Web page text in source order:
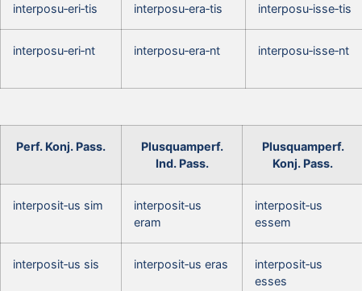
interposu‑eri‑tis interposu‑era‑tis interposu‑isse‑tis
interposu‑eri‑nt interposu‑era‑nt interposu‑isse‑nt
Perf. Konj. Pass.
Plusquamperf.
Ind. Pass.
Plusquamperf.
Konj. Pass.
interposit‑us sim
interposit‑us
eram
interposit‑us
essem
interposit‑us sis interposit‑us eras
interposit‑us
esses